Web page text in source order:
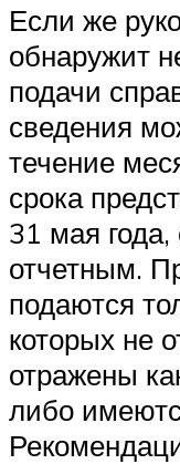
Если же
обнаружит
подачи
сведения
течение
срока
31 мая
отчетным.
подаются
которых не
отражены
либо